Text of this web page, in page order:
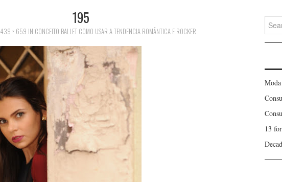
195
439 × 659 IN CONCEITO BALLET COMO USAR A TENDENCIA ROMÂNTICA E ROCKER
Search
for:
13